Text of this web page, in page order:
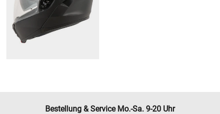
Bestellung & Service Mo.-Sa. 9-20 Uhr